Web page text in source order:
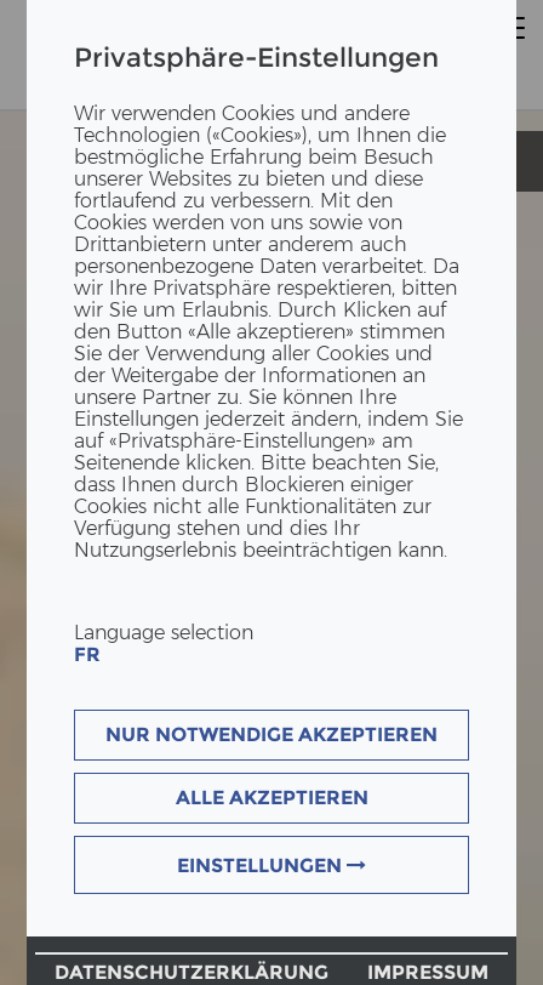
Privatsphäre-Einstellungen
Wir verwenden Cookies und andere
Technologien («Cookies»), um Ihnen die
bestmögliche Erfahrung beim Besuch
unserer Websites zu bieten und diese
fortlaufend zu verbessern. Mit den
Cookies werden von uns sowie von
Drittanbietern unter anderem auch
personenbezogene Daten verarbeitet. Da
wir Ihre Privatsphäre respektieren, bitten
wir Sie um Erlaubnis. Durch Klicken auf
den Button «Alle akzeptieren» stimmen
Sie der Verwendung aller Cookies und
der Weitergabe der Informationen an
unsere Partner zu. Sie können Ihre
Einstellungen jederzeit ändern, indem Sie
auf «Privatsphäre-Einstellungen» am
Seitenende klicken. Bitte beachten Sie,
dass Ihnen durch Blockieren einiger
Cookies nicht alle Funktionalitäten zur
Verfügung stehen und dies Ihr
Nutzungserlebnis beeinträchtigen kann.
Language selection
FR
NUR NOTWENDIGE AKZEPTIEREN
ALLE AKZEPTIEREN
EINSTELLUNGEN
DATENSCHUTZERKLÄRUNG IMPRESSUM
Klinik Lengg
Klinik Lengg